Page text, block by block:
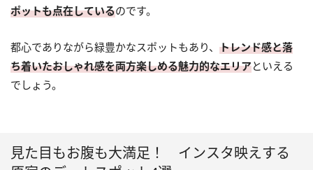
ポットも点在しているのです。
都心でありながら緑豊かなスポットもあり、 トレンド感と落
ち着いたおしゃれ感を両方楽しめる魅力的なエリアといえる
でしょう。
見た目もお腹も大満足！ インスタ映えする